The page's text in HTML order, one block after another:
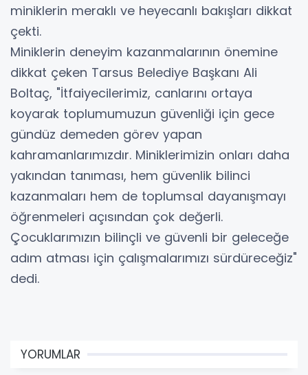
miniklerin meraklı ve heyecanlı bakışları dikkat
çekti.
Miniklerin deneyim kazanmalarının önemine
dikkat çeken Tarsus Belediye Başkanı Ali
Boltaç, "İtfaiyecilerimiz, canlarını ortaya
koyarak toplumumuzun güvenliği için gece
gündüz demeden görev yapan
kahramanlarımızdır. Miniklerimizin onları daha
yakından tanıması, hem güvenlik bilinci
kazanmaları hem de toplumsal dayanışmayı
öğrenmeleri açısından çok değerli.
Çocuklarımızın bilinçli ve güvenli bir geleceğe
adım atması için çalışmalarımızı sürdüreceğiz"
dedi.
YORUMLAR